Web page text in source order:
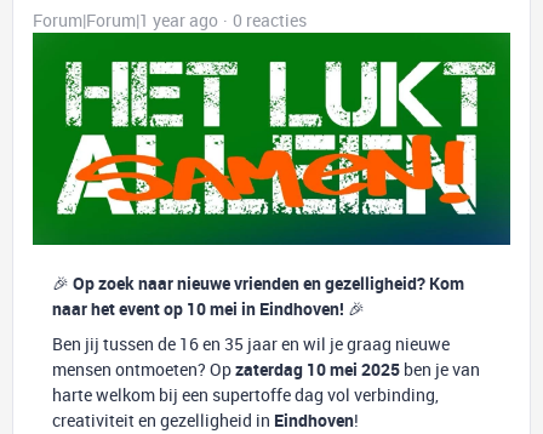
Forum|Forum|1 year ago 0 reacties
🎉 Op zoek naar nieuwe vrienden en gezelligheid? Kom
naar het event op 10 mei in Eindhoven! 🎉
Ben jij tussen de 16 en 35 jaar en wil je graag nieuwe
mensen ontmoeten? Opzaterdag 10 mei 2025 ben je van
harte welkom bij een supertoffe dag vol verbinding,
creativiteit en gezelligheid in Eindhoven!